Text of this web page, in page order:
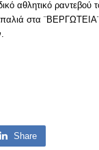
αθλητικό
στα ¨ΒΕΡΓΩΤΕΙΑ¨,
Share